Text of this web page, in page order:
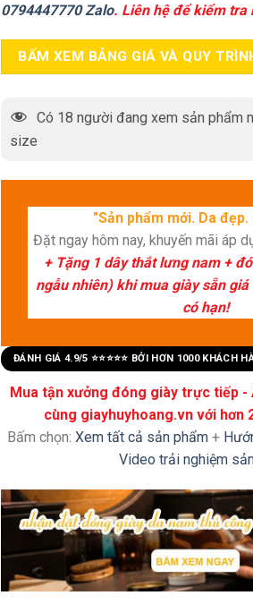
0794447770 Zalo. Liên hệ để kiểm tra
BẤM XEM BẢNG GIÁ VÀ QUY
Có 18 người đang xem sản phẩm
size
"Sản phẩm mới. Da
Đặt ngay hôm nay, khuyến mãi áp
+ Tặng 1 dây thắt lưng nam +
ngẫu nhiên) khi mua giày sẵn
có hạn!
ĐÁNH GIÁ 4.9/5 ⭐⭐⭐⭐⭐ BỞI HƠN 1000 KHÁCH
Mua tận xưởng đóng giày trực tiếp -
cùng giayhuyhoang.vn với hơn
Bấm chọn: Xem tất cả sản phẩm+
Video trải nghiệm